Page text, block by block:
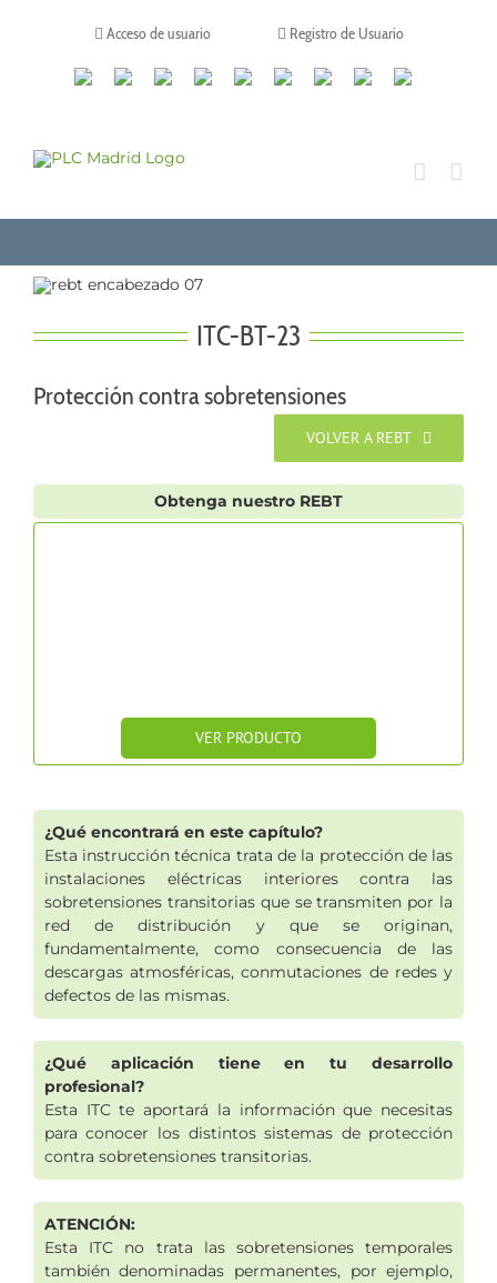
Acceso de usuario Registro de Usuario
CanalesLinkedinYoutubeTiktokFacebookInstagram
X TwitchContacto
ITC-BT-23
Protección contra sobretensiones
VOLVER A REBT
Obtenga nuestro REBT
VER PRODUCTO
¿Qué encontrará en este capítulo?
Esta instrucción técnica trata de la protección de las
instalaciones eléctricas interiores contra las
sobretensiones transitorias que se transmiten por la
red de distribución y que se originan,
fundamentalmente, como consecuencia de las
descargas atmosféricas, conmutaciones de redes y
defectos de las mismas.
¿Qué aplicación tiene en tu desarrollo
profesional?
Esta ITC te aportará la información que necesitas
para conocer los distintos sistemas de protección
contra sobretensiones transitorias.
ATENCIÓN:
Esta ITC no trata las sobretensiones temporales
también denominadas permanentes, por ejemplo,